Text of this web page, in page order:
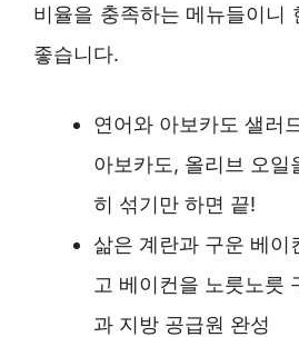
비율을 충족하는 메뉴들이니
좋습니다.
연어와 아보카도 샐러
아보카도, 올리브 오일
히 섞기만 하면 끝!
삶은 계란과 구운 베이
고 베이컨을 노릇노릇
과 지방 공급원 완성